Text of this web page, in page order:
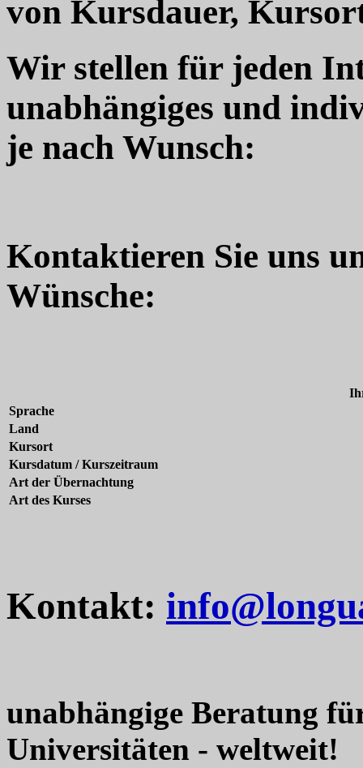
von Kursdauer,
Wir stellen für jeden
unabhängiges und
je nach Wunsch:
Kontaktieren Sie uns
Wünsche:
Sprache
Land
Kursort
Kursdatum / Kurszeitraum
Art der Übernachtung
Art des Kurses
Kontakt:
unabhängige Beratung
Universitäten - weltweit!